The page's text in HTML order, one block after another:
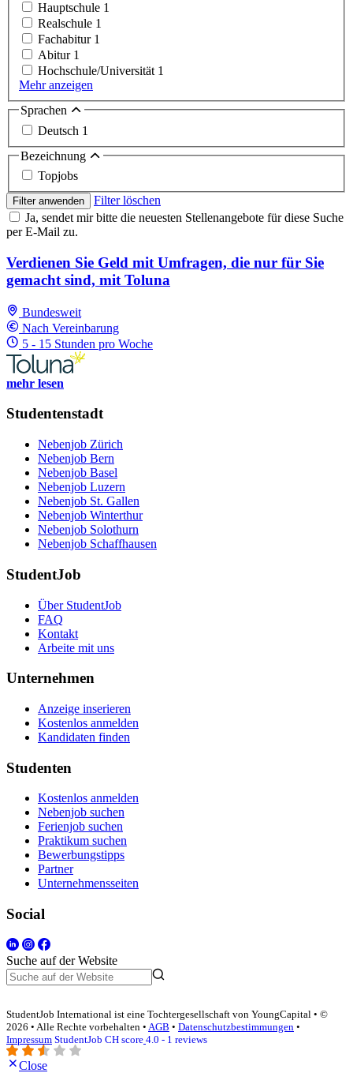
Hauptschule 1
Realschule 1
Fachabitur 1
Abitur 1
Hochschule/Universität 1
Mehr anzeigen
Sprachen
Deutsch 1
Bezeichnung
Topjobs
Filter anwenden
Filter löschen
Ja, sendet mir bitte die neuesten Stellenangebote für diese Suche
per E-Mail zu.
Verdienen Sie Geld mit Umfragen, die nur für Sie
gemacht sind, mit Toluna
Bundesweit
Nach Vereinbarung
5 - 15 Stunden pro Woche
mehr lesen
Studentenstadt
Nebenjob Zürich
Nebenjob Bern
Nebenjob Basel
Nebenjob Luzern
Nebenjob St. Gallen
Nebenjob Winterthur
Nebenjob Solothurn
Nebenjob Schaffhausen
StudentJob
Über StudentJob
FAQ
Kontakt
Arbeite mit uns
Unternehmen
Anzeige inserieren
Kostenlos anmelden
Kandidaten finden
Studenten
Kostenlos anmelden
Nebenjob suchen
Ferienjob suchen
Praktikum suchen
Bewerbungstipps
Partner
Unternehmensseiten
Social
Suche auf der Website
StudentJob International ist eine Tochtergesellschaft von YoungCapital • ©
2026 • Alle Rechte vorbehalten • AGB • Datenschutzbestimmungen •
Impressum StudentJob CH score 4.0 - 1 reviews
Close